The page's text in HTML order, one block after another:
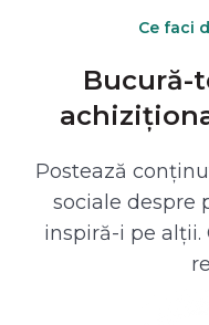
Ce faci
Bucură-
Postează
sociale despre
inspiră-i pe